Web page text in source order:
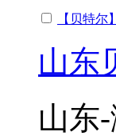
【贝特
山东
山东